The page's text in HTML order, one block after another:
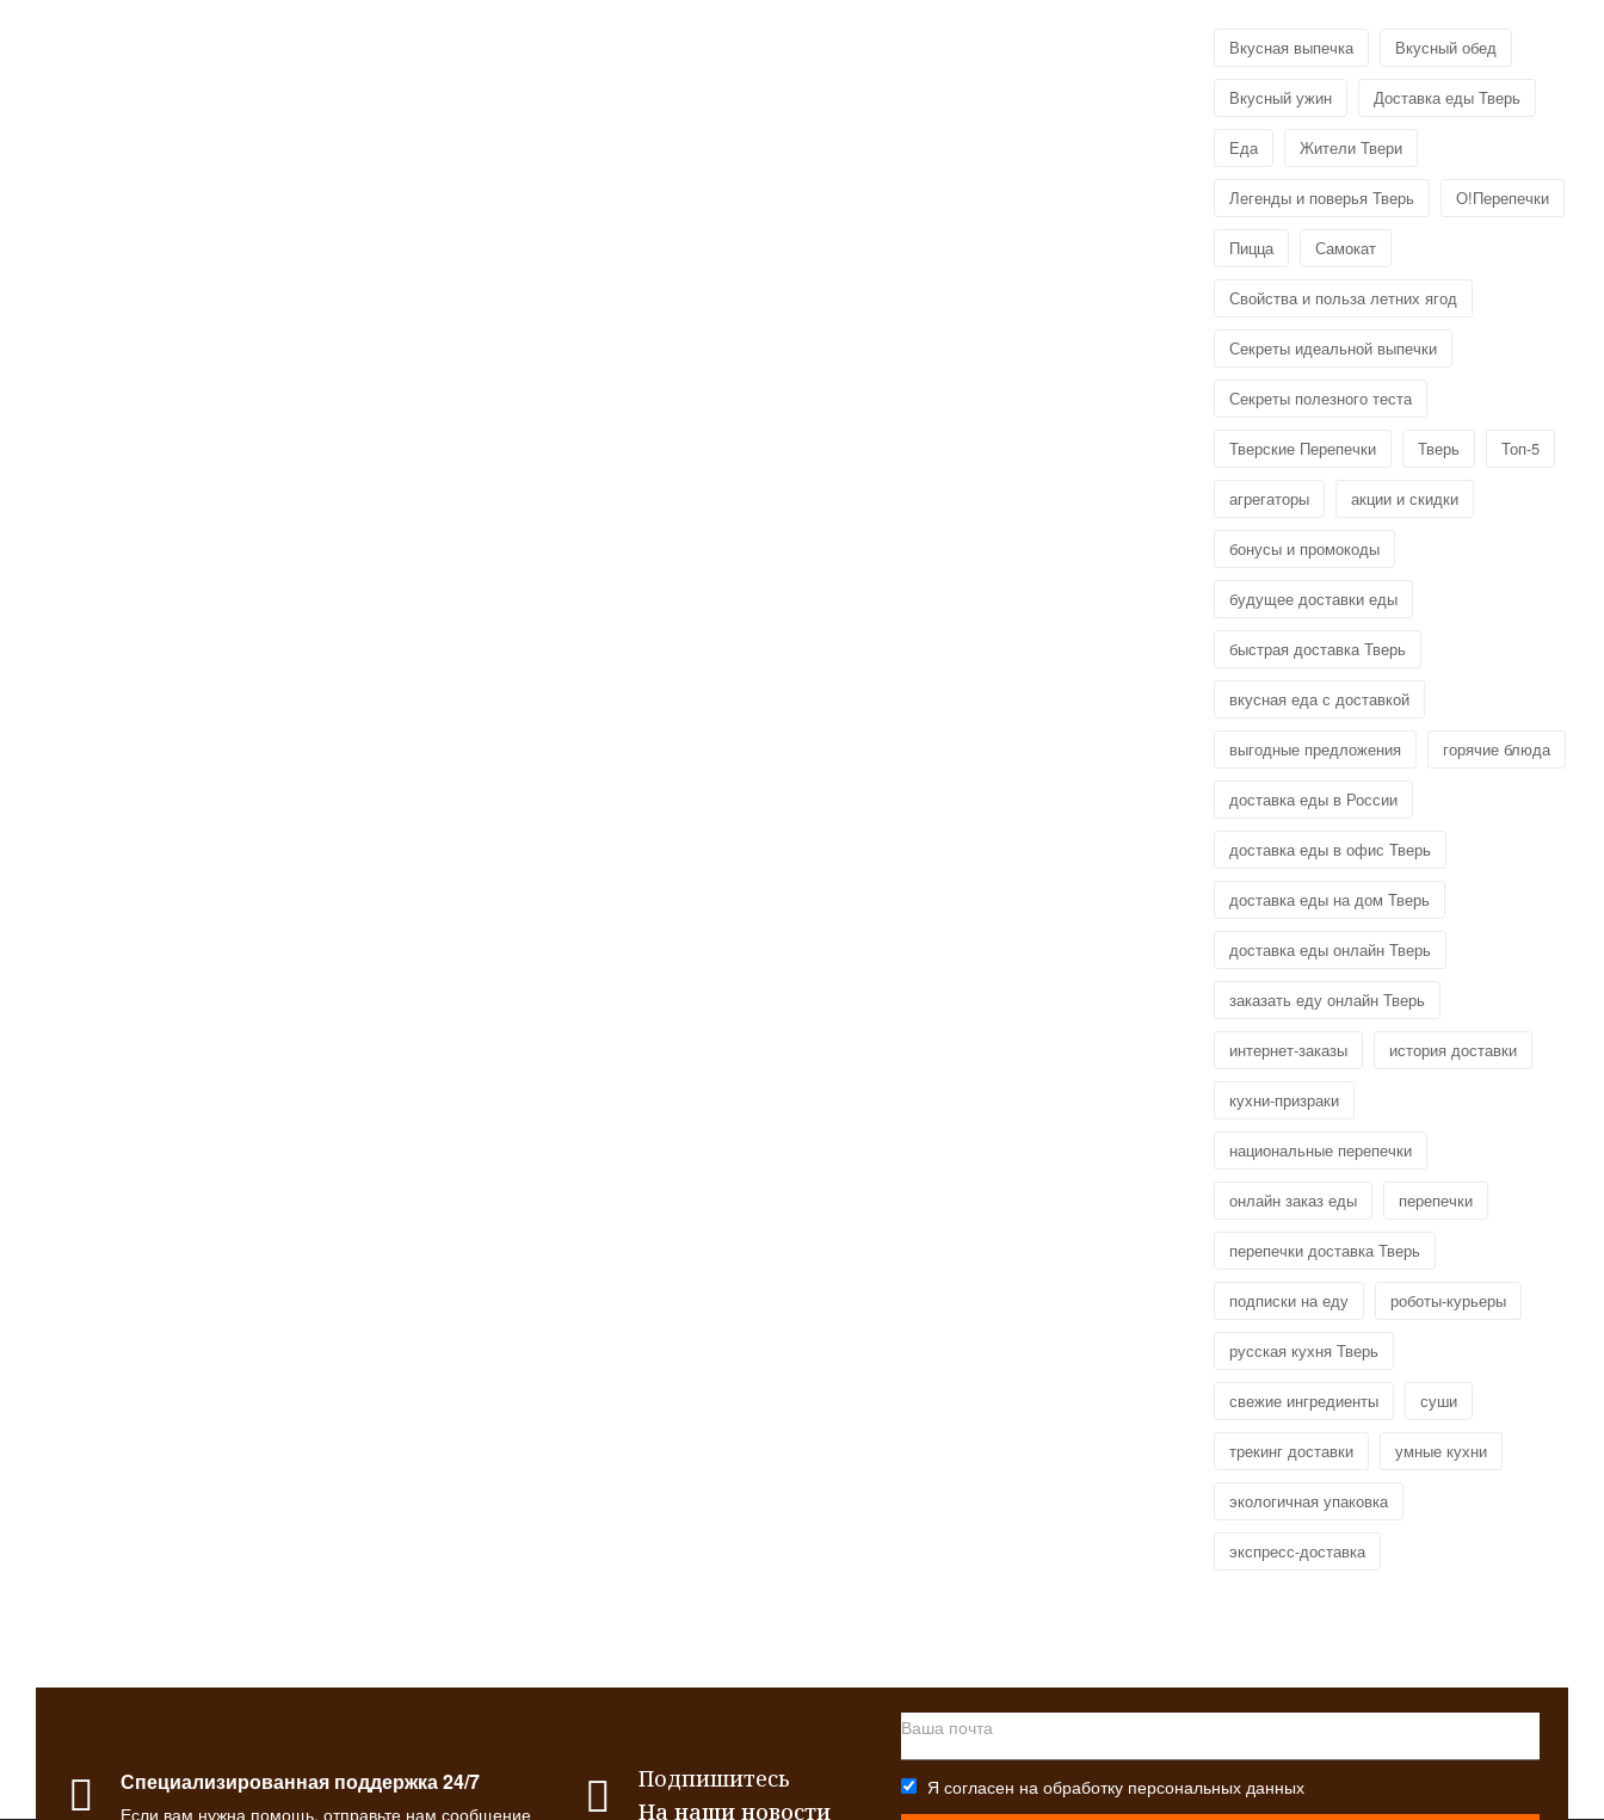
Вкусная выпечка Вкусный обед
Вкусный ужин Доставка еды Тверь
Еда Жители Твери
Легенды и поверья Тверь О!Перепечки
Пицца Самокат
Свойства и польза летних ягод
Секреты идеальной выпечки
Секреты полезного теста
Тверские Перепечки Тверь Топ-5
агрегаторы акции и скидки
бонусы и промокоды
будущее доставки еды
быстрая доставка Тверь
вкусная еда с доставкой
выгодные предложения горячие блюда
доставка еды в России
доставка еды в офис Тверь
доставка еды на дом Тверь
доставка еды онлайн Тверь
заказать еду онлайн Тверь
интернет-заказы история доставки
кухни-призраки
национальные перепечки
онлайн заказ еды перепечки
перепечки доставка Тверь
подписки на еду роботы-курьеры
русская кухня Тверь
свежие ингредиенты суши
трекинг доставки умные кухни
экологичная упаковка
экспресс-доставка
Специализированная поддержка 24/7
Если вам нужна помощь, отправьте нам сообщение
Подпишитесь
На наши новости
Я согласен наобработку персональных данных